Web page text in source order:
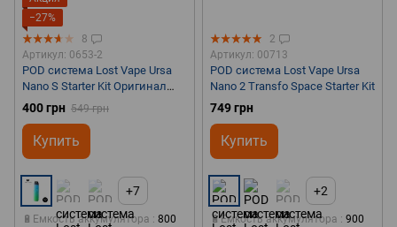
−27%
8
Артикул: 0653-2
POD система Lost Vape Ursa
Nano S Starter Kit Оригинал
Mint Green
400 грн 549 грн
Купить
+7
🔋Емкость аккумулятора
800
2
Артикул: 00713
POD система Lost Vape Ursa
Nano 2 Transfo Space Starter Kit
749 грн
Купить
+2
🔋Емкость аккумулятора
900